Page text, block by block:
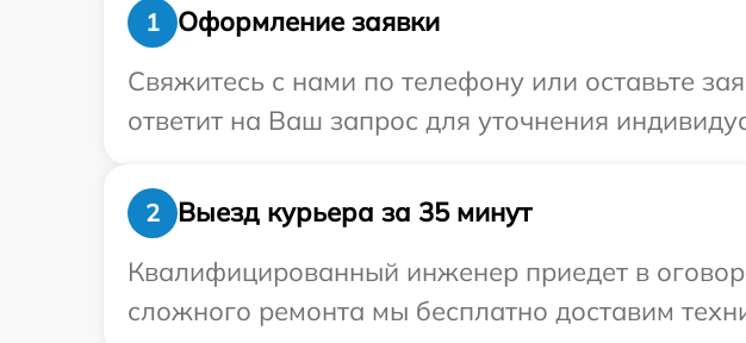
1
Оформление заявки
Свяжитесь с нами по телефону или оставьте
ответит на Ваш запрос для уточнения
2
Выезд курьера за 35 минут
Квалифицированный инженер приедет в
сложного ремонта мы бесплатно доставим